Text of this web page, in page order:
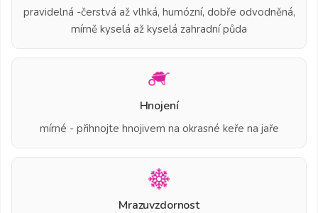
pravidelná -čerstvá až vlhká, humózní, dobře odvodněná,
mírně kyselá až kyselá zahradní půda
Hnojení
mírné - přihnojte hnojivem na okrasné keře na jaře
Mrazuvzdornost